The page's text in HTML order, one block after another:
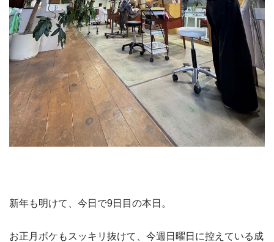
新年も明けて、今日で9日目の本日。
お正月ボケもスッキリ抜けて、今週日曜日に控えている成